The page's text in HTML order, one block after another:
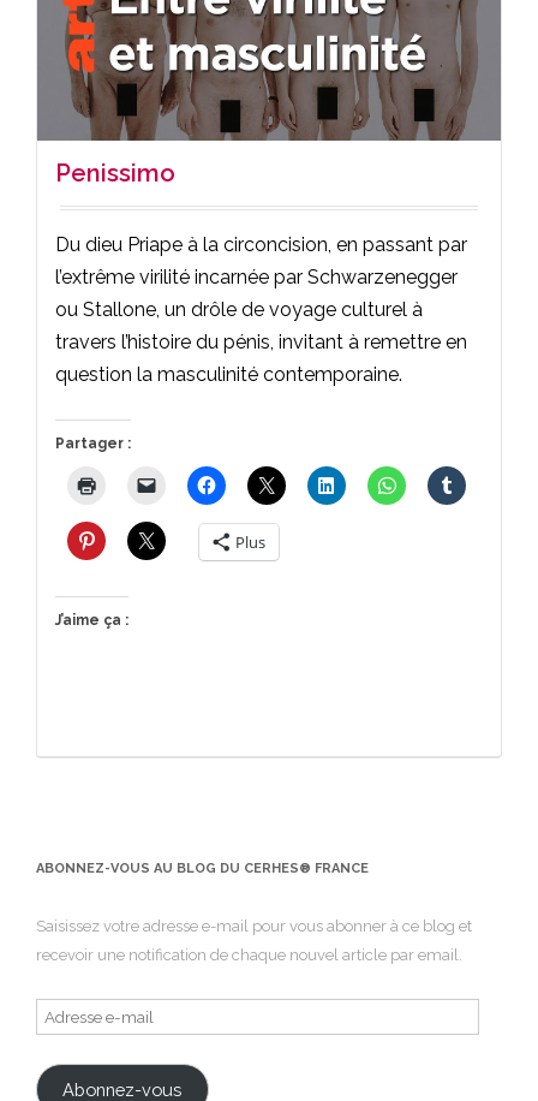
Penissimo
Du dieu Priape à la circoncision, en passant par
l’extrême virilité incarnée par Schwarzenegger
ou Stallone, un drôle de voyage culturel à
travers l’histoire du pénis, invitant à remettre en
question la masculinité contemporaine.
Partager :
Plus
J’aime ça :
ABONNEZ-VOUS AU BLOG DU CERHES® FRANCE
Saisissez votre adresse e-mail pour vous abonner à ce blog et
recevoir une notification de chaque nouvel article par email.
Adresse
e-
mail
Abonnez-vous